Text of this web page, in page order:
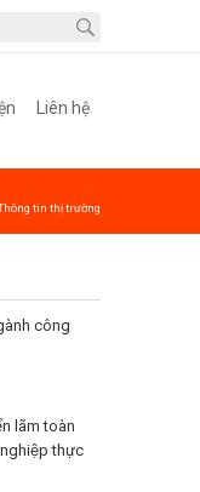
Liên hệ
tin thị trường
công
lãm toàn
thực